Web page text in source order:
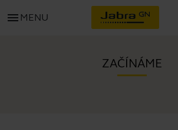
menu MENU
ZAČÍNÁME